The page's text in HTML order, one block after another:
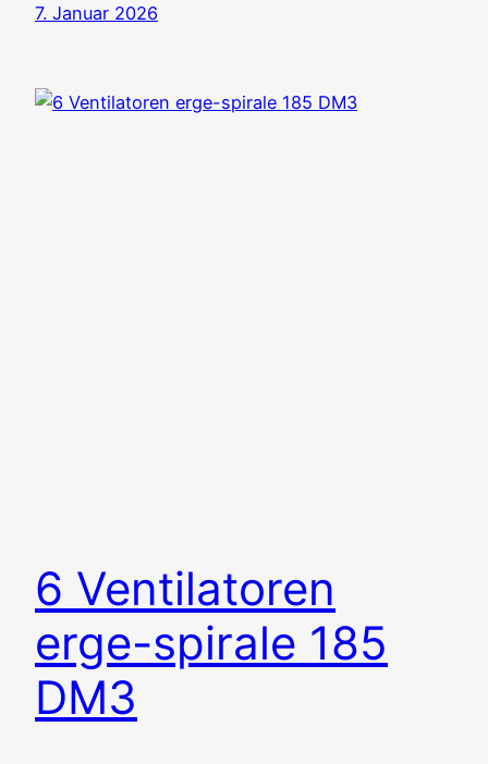
7. Januar 2026
6 Ventilatoren
erge-spirale 185
DM3